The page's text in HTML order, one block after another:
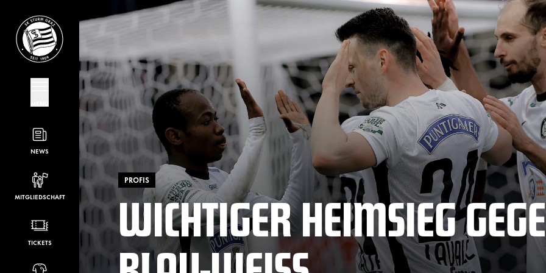
NEWS
MITGLIEDSCHAFT
TICKETS
PROFIS
WICHTIGER HEIMSIEG